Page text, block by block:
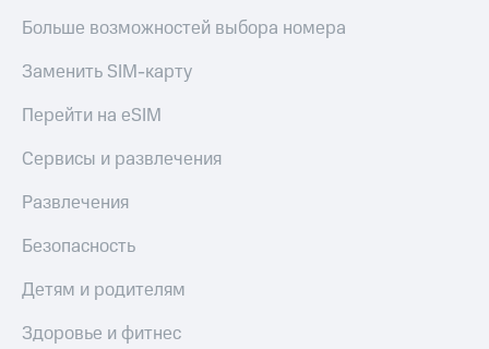
Больше возможностей выбора номера
Заменить SIM-карту
Перейти на eSIM
Сервисы и развлечения
Развлечения
Безопасность
Детям и родителям
Здоровье и фитнес